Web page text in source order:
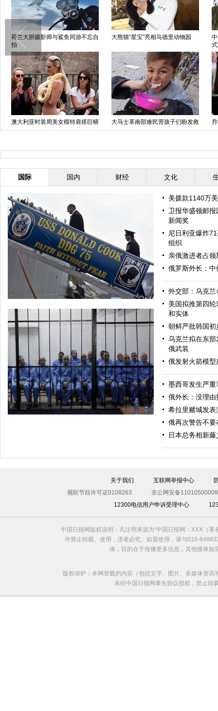
荷兰大胆摄影师与鲨鱼同游不忘自
拍
大熊猫“星宝”亮相马德里动物园
式
澳大利亚时装周美女模特肩搭巨蟒
上秀台
大马士革南部难民营孩子们盼发救
济食品
国际 国内 财经 文化
美军导弹驱逐舰抵达黑海旨在威慑俄罗斯
利比亚法庭开审卡扎菲政权高官
美拨款1140万
卫报华盛顿邮
新闻奖
尼日利亚爆炸
组织
亲俄激进者占
俄罗斯外长：
外交部：乌克
美国拟推第四
和实体
朝鲜严批韩国
乌克兰拟在东
俄武装
俄发射火箭模
墨西哥发生严
俄外长：没理
希拉里赌城发
俄再次警告不
日本总务相新
关于我们 互联网举报中心
视听节目许可证0108263
京公网安备
12300电信用户申诉受理中心
中国日报网版权说明：凡注明来源为“中国日报网：XXX（
许禁止转载、使用，违者必究。如需使用，请与010-
体，目的在于传播更多信息，其他媒体
版权保护：本网登载的内容（包括文字、图片、多媒体资
未经中国日报网事先协议授权，禁止转